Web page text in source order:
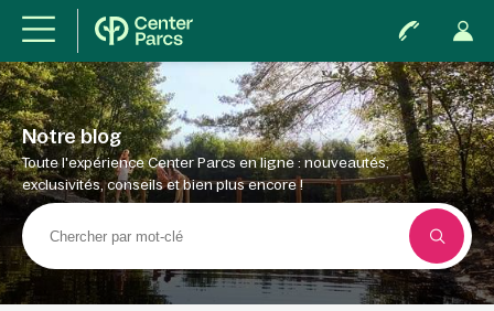
Notre blog
Toute l'expérience Center Parcs en ligne : nouveautés,
exclusivités, conseils et bien plus encore !